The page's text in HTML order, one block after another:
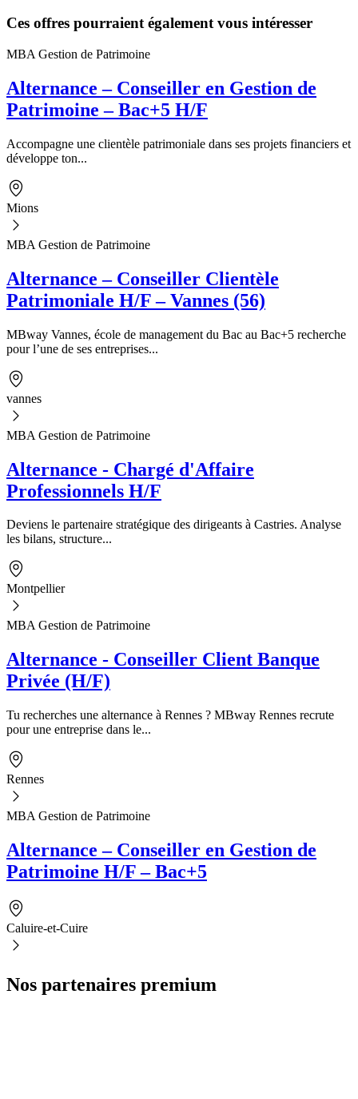
Ces offres pourraient également vous intéresser
MBA Gestion de Patrimoine
Alternance – Conseiller en Gestion de
Patrimoine – Bac+5 H/F
Accompagne une clientèle patrimoniale dans ses projets financiers et
développe ton...
Mions
MBA Gestion de Patrimoine
Alternance – Conseiller Clientèle
Patrimoniale H/F – Vannes (56)
MBway Vannes, école de management du Bac au Bac+5 recherche
pour l’une de ses entreprises...
vannes
MBA Gestion de Patrimoine
Alternance - Chargé d'Affaire
Professionnels H/F
Deviens le partenaire stratégique des dirigeants à Castries. Analyse
les bilans, structure...
Montpellier
MBA Gestion de Patrimoine
Alternance - Conseiller Client Banque
Privée (H/F)
Tu recherches une alternance à Rennes ? MBway Rennes recrute
pour une entreprise dans le...
Rennes
MBA Gestion de Patrimoine
Alternance – Conseiller en Gestion de
Patrimoine H/F – Bac+5
Caluire-et-Cuire
Nos partenaires premium